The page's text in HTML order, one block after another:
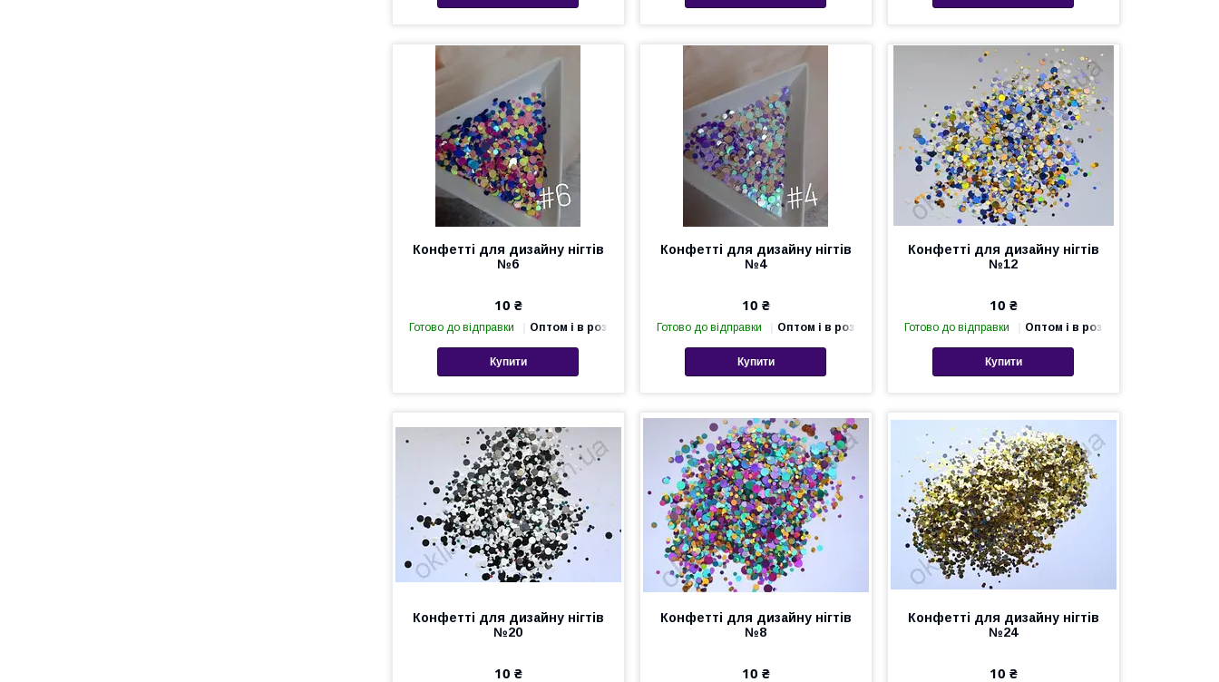
Конфетті для дизайну нігтів
№6
10 ₴
Готово до відправки Оптом і в роздріб
Купити
Конфетті для дизайну нігтів
№4
10 ₴
Готово до відправки Оптом і в роздріб
Купити
Конфетті для дизайну нігтів
№12
10 ₴
Готово до відправки Оптом і в роздріб
Купити
Конфетті для дизайну нігтів
№20
10 ₴
Конфетті для дизайну нігтів
№8
10 ₴
Конфетті для дизайну нігтів
№24
10 ₴